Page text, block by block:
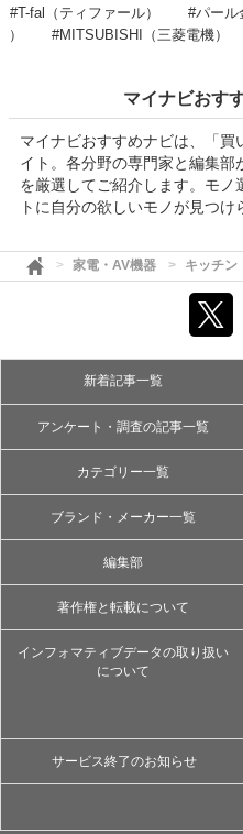
#T-fal（ティファール）
#パール
）
#MITSUBISHI（三菱電機）
マイナビおす
マイナビおすすめナビは、「
イト。各分野の専門家と編集
を厳選してご紹介します。モ
トに自分の欲しいモノが見つけ
家電・AV機器 キッチン
新着記事一覧
アンケート・調査の記事一覧
カテゴリー一覧
ブランド・メーカー一覧
編集部
著作権と転載について
インフォマティブデータの取り扱い
について
サービス終了のお知らせ